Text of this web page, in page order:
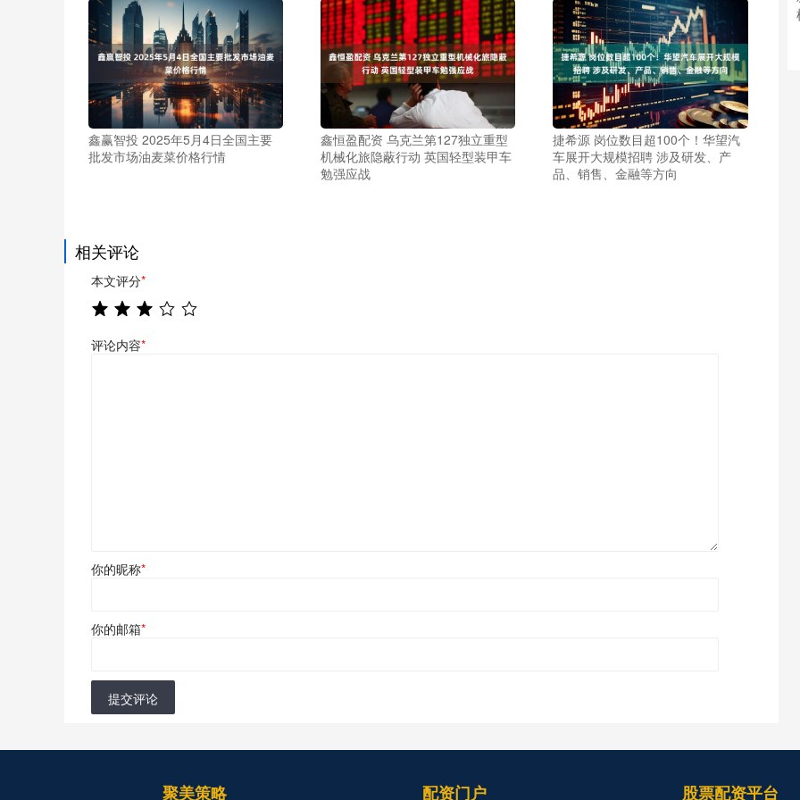
鑫赢智投 2025年5月4日全国主要
批发市场油麦菜价格行情
鑫恒盈配资 乌克兰第127独立重型
机械化旅隐蔽行动 英国轻型装甲车
勉强应战
捷希源 岗位数目超100个！华望汽
车展开大规模招聘 涉及研发、产
品、销售、金融等方向
相关评论
本文评分*
评论内容*
你的昵称*
你的邮箱*
提交评论
聚美策略 配资门户 股票配资平台